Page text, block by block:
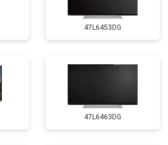
47L6453DG
47L6463DG